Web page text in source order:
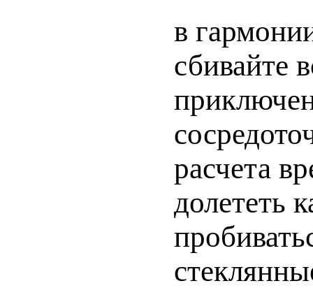
в
сбивайте
расчета
долететь